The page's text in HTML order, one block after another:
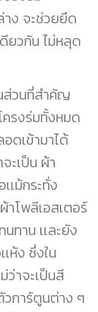
าง จะช่วยยึด
ยวกัน ไม่หลุด
ส่วนที่สำคัญ
รงร่มทั้งหมด
อดเข้ามาได้
ะเป็น ผ้า
เม้กระทั่ง
าโพลีเอสเตอร์
ทาน เเละยัง
ห้ง ซึ่งใน
ว่าจะเป็นสี
วการ์ตูนต่าง ๆ